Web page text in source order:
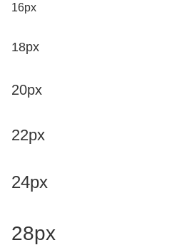
16px
18px
20px
22px
24px
28px